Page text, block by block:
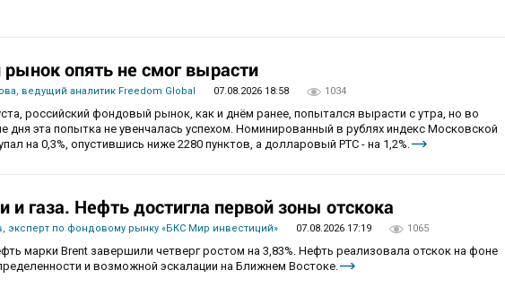
опять не смог вырасти
ведущий аналитик Freedom Global 07.08.2026 18:58 1034
российский фондовый рынок, как и днём ранее, попытался вырасти с утра, но во
дня эта попытка не увенчалась успехом. Номинированный в рублях индекс Московской
на 0,3%, опустившись ниже 2280 пунктов, а долларовый РТС - на 1,2%.
и газа. Нефть достигла первой зоны отскока
эксперт по фондовому рынку «БКС Мир инвестиций» 07.08.2026 17:19 1065
марки Brent завершили четверг ростом на 3,83%. Нефть реализовала отскок на фоне
и возможной эскалации на Ближнем Востоке.